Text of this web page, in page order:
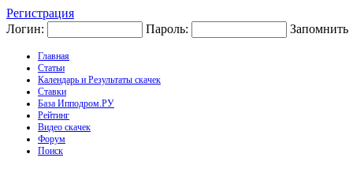
Регистрация
Логин:
Пароль: Запомнить
Главная
Статьи
Календарь и Результаты скачек
Ставки
База Ипподром.РУ
Рейтинг
Видео скачек
Форум
Поиск